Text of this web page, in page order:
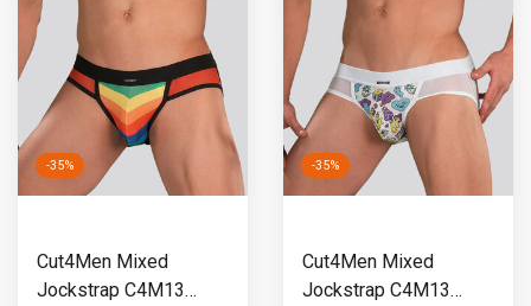
-35%
Cut4Men Mixed
Jockstrap C4M13
-35%
Cut4Men Mixed
Jockstrap C4M13